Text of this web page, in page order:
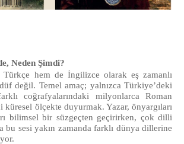
Neden Şimdi?
Türkçe hem de İngilizce olarak eş zamanlı
değil. Temel amaç; yalnızca Türkiye’deki
coğrafyalarındaki milyonlarca Roman
ölçekte duyurmak. Yazar, önyargıları
bilimsel bir süzgeçten geçirirken, çok dilli
bu sesi yakın zamanda farklı dünya dillerine